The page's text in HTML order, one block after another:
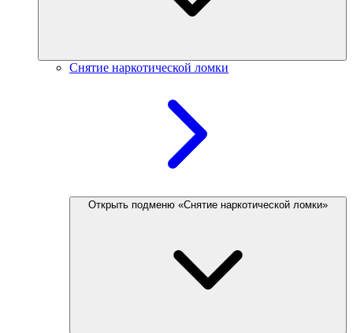
Снятие наркотической ломки
Открыть подменю «Снятие наркотической ломки»